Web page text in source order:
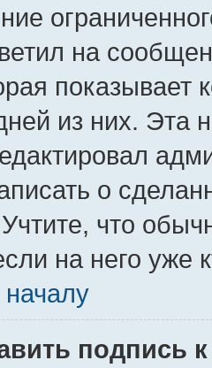
на
показывает
из них. Эта
о
что
на него уже
началу
подпись